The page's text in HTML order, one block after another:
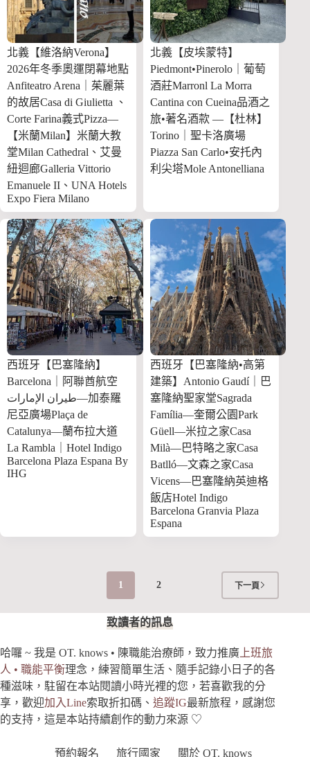
北義【維洛納Verona】
2026年冬季奧運閉幕地點
Anfiteatro Arena｜茱麗葉
的故居Casa di Giulietta 、
Corte Farina義式Pizza—
【米蘭Milan】米蘭大教
堂Milan Cathedral、艾曼
紐迴廊Galleria Vittorio
Emanuele II、UNA Hotels
Expo Fiera Milano
北義【皮埃蒙特】
Piedmont•Pinerolo｜葡萄
酒莊Marronl La Morra
Cantina con Cueina品酒之
旅•著名酒款 —【杜林】
Torino｜聖卡洛廣場
Piazza San Carlo•安托內
利尖塔Mole Antonelliana
西班牙【巴塞隆納】
Barcelona｜阿聯酋航空
طيران الإمارات—加泰羅
尼亞廣場Plaça de
Catalunya—蘭布拉大道
La Rambla｜Hotel Indigo
Barcelona Plaza Espana By
IHG
西班牙【巴塞隆納•高第
建築】Antonio Gaudí｜巴
塞隆納聖家堂Sagrada
Família—奎爾公園Park
Güell—米拉之家Casa
Milà—巴特略之家Casa
Batlló—文森之家Casa
Vicens—巴塞隆納英迪格
飯店Hotel Indigo
Barcelona Granvia Plaza
Espana
1 2 下一頁
致讀者的訊息
哈囉 ~ 我是 OT. knows • 陳職能治療師，致力推廣 上班旅
人 • 職能平衡理念，練習簡單生活、隨手記錄小日子的各
種滋味，駐留在本站閱讀小時光裡的您，若喜歡我的分
享，歡迎加入Line索取折扣碼、 追蹤IG最新旅程，感謝您
的支持 ，這是本站持續創作的動力來源 ♡
預約報名 旅行國家 關於 OT. knows